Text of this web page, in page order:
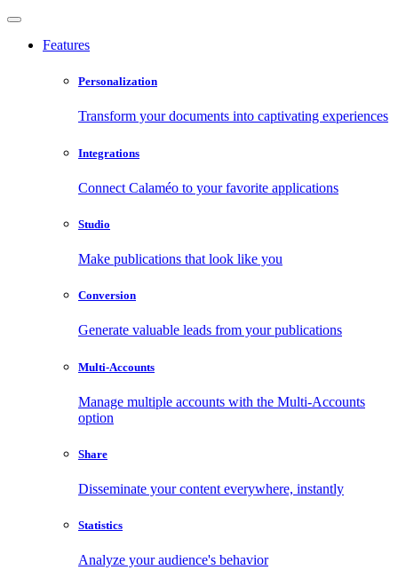
Features
Personalization
Transform your documents into captivating experiences
Integrations
Connect Calaméo to your favorite applications
Studio
Make publications that look like you
Conversion
Generate valuable leads from your publications
Multi-Accounts
Manage multiple accounts with the Multi-Accounts
option
Share
Disseminate your content everywhere, instantly
Statistics
Analyze your audience's behavior